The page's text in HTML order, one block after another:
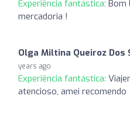
Experiência fantástica: Bom
mercadoria !
Olga Miltina Queiroz Dos
years ago
Experiência fantástica:
atencioso, amei recomendo